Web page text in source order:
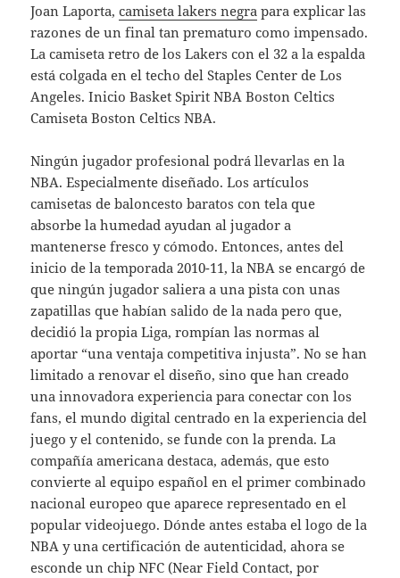
Joan Laporta,camiseta lakers negra para explicar las
razones de un final tan prematuro como impensado.
La camiseta retro de los Lakers con el 32 a la espalda
está colgada en el techo del Staples Center de Los
Angeles. Inicio Basket Spirit NBA Boston Celtics
Camiseta Boston Celtics NBA.
Ningún jugador profesional podrá llevarlas en la
NBA. Especialmente diseñado. Los artículos
camisetas de baloncesto baratos con tela que
absorbe la humedad ayudan al jugador a
mantenerse fresco y cómodo. Entonces, antes del
inicio de la temporada 2010-11, la NBA se encargó de
que ningún jugador saliera a una pista con unas
zapatillas que habían salido de la nada pero que,
decidió la propia Liga, rompían las normas al
aportar “una ventaja competitiva injusta”. No se han
limitado a renovar el diseño, sino que han creado
una innovadora experiencia para conectar con los
fans, el mundo digital centrado en la experiencia del
juego y el contenido, se funde con la prenda. La
compañía americana destaca, además, que esto
convierte al equipo español en el primer combinado
nacional europeo que aparece representado en el
popular videojuego. Dónde antes estaba el logo de la
NBA y una certificación de autenticidad, ahora se
esconde un chip NFC (Near Field Contact, por